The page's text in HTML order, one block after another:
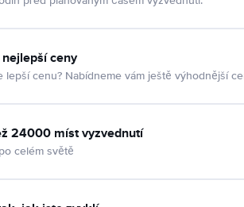
ceny
lepší cenu? Nabídneme vám ještě výhodnější
24000 míst vyzvednutí
celém světě